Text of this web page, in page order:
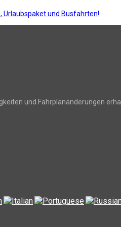
und Busfahrten!
und Fahrplanänderungen